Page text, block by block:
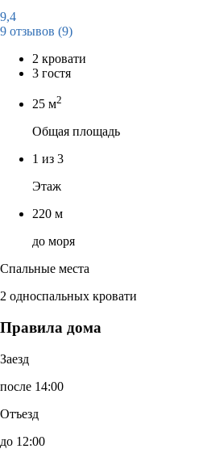
9,4
9 отзывов (9)
2 кровати
3 гостя
25 м2
Общая площадь
1 из 3
Этаж
220 м
до моря
Спальные места
2 односпальных кровати
Правила дома
Заезд
после 14:00
Отъезд
до 12:00